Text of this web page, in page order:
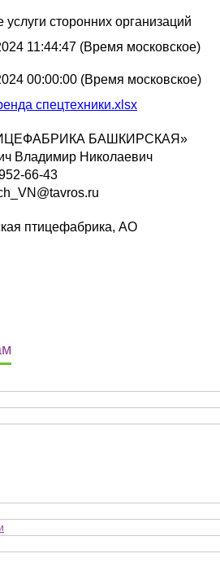
услуги сторонних организаций
11:44:47 (Время московское)
00:00:00 (Время московское)
спецтехники.xlsx
БАШКИРСКАЯ»
Владимир Николаевич
66-43
птицефабрика, АО